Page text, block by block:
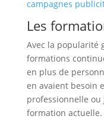
campagnes
Les
Avec la popularité
formations
en plus de
en avaient besoin
professionnelle
formation actuelle.